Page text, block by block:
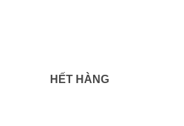
phẩm
HẾT HÀNG